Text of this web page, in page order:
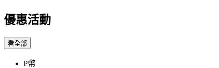
優惠活動
看全部
P幣